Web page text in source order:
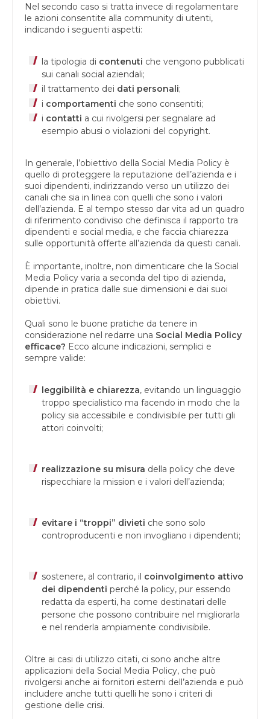
Nel secondo caso si tratta invece di regolamentare
le azioni consentite alla community di utenti,
indicando i seguenti aspetti:
la tipologia di contenuti che vengono pubblicati
sui canali social aziendali;
il trattamento dei dati personali;
i comportamenti che sono consentiti;
i contatti a cui rivolgersi per segnalare ad
esempio abusi o violazioni del copyright.
In generale, l’obiettivo della Social Media Policy è
quello di proteggere la reputazione dell’azienda e i
suoi dipendenti, indirizzando verso un utilizzo dei
canali che sia in linea con quelli che sono i valori
dell’azienda. E al tempo stesso dar vita ad un quadro
di riferimento condiviso che definisca il rapporto tra
dipendenti e social media, e che faccia chiarezza
sulle opportunità offerte all’azienda da questi canali.
È importante, inoltre, non dimenticare che la Social
Media Policy varia a seconda del tipo di azienda,
dipende in pratica dalle sue dimensioni e dai suoi
obiettivi.
Quali sono le buone pratiche da tenere in
considerazione nel redarre una Social Media Policy
efficace? Ecco alcune indicazioni, semplici e
sempre valide:
leggibilità e chiarezza, evitando un linguaggio
troppo specialistico ma facendo in modo che la
policy sia accessibile e condivisibile per tutti gli
attori coinvolti;
realizzazione su misura della policy che deve
rispecchiare la mission e i valori dell’azienda;
evitare i “troppi” divieti che sono solo
controproducenti e non invogliano i dipendenti;
sostenere, al contrario, il coinvolgimento attivo
dei dipendenti perché la policy, pur essendo
redatta da esperti, ha come destinatari delle
persone che possono contribuire nel migliorarla
e nel renderla ampiamente condivisibile.
Oltre ai casi di utilizzo citati, ci sono anche altre
applicazioni della Social Media Policy, che può
rivolgersi anche ai fornitori esterni dell’azienda e può
includere anche tutti quelli he sono i criteri di
gestione delle crisi.